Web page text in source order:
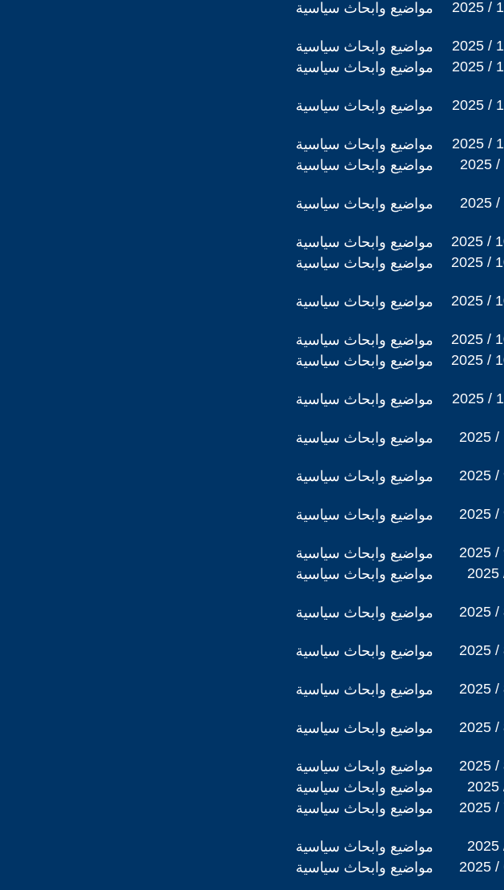
مواضيع وابحاث سياسية 2025 /
مواضيع وابحاث سياسية 2025 /
مواضيع وابحاث سياسية
2025 /
مواضيع وابحاث سياسية 2025 /
مواضيع وابحاث سياسية 2025 /
مواضيع وابحاث سياسية
2025 /
مواضيع وابحاث سياسية 2025 /
مواضيع وابحاث سياسية 2025 /
مواضيع وابحاث سياسية
2025 /
مواضيع وابحاث سياسية 2025 /
مواضيع وابحاث سياسية 2025 /
مواضيع وابحاث سياسية
2025 /
مواضيع وابحاث سياسية 2025 /
مواضيع وابحاث سياسية 2025 /
مواضيع وابحاث سياسية 2025 /
مواضيع وابحاث سياسية 2025 /
مواضيع وابحاث سياسية 2025 /
مواضيع وابحاث سياسية
2025
مواضيع وابحاث سياسية 2025 /
مواضيع وابحاث سياسية 2025 /
مواضيع وابحاث سياسية 2025 /
مواضيع وابحاث سياسية 2025 /
مواضيع وابحاث سياسية 2025 /
مواضيع وابحاث سياسية
2025
مواضيع وابحاث سياسية
2025 /
مواضيع وابحاث سياسية 2025
مواضيع وابحاث سياسية
2025 /